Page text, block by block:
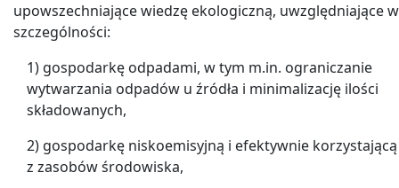
upowszechniające wiedzę ekologiczną, uwzględniające w
szczególności:
1) gospodarkę odpadami, w tym m.in. ograniczanie
wytwarzania odpadów u źródła i minimalizację ilości
składowanych,
2) gospodarkę niskoemisyjną i efektywnie korzystającą
z zasobów środowiska,